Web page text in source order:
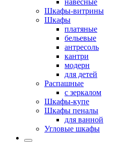
навесные
Шкафы-витрины
Шкафы
платяные
бельевые
антресоль
кантри
модерн
для детей
Распашные
с зеркалом
Шкафы-купе
Шкафы пеналы
для ванной
Угловые шкафы